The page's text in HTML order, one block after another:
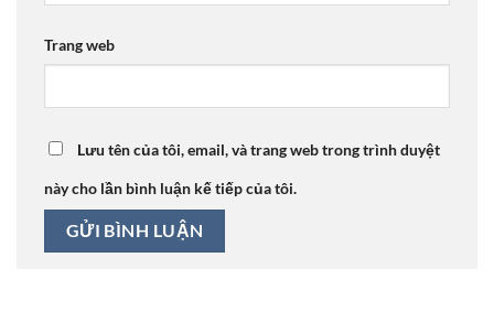
Trang web
Lưu tên của tôi, email, và trang web trong trình duyệt
này cho lần bình luận kế tiếp của tôi.